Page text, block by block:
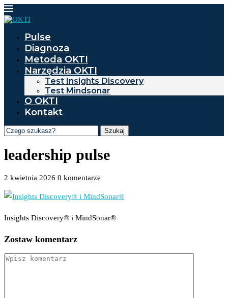
Pulse
Diagnoza
Metoda OKTI
Narzędzia OKTI
Test Insights Discovery
Test Mindsonar
O OKTI
Kontakt
Szukaj
leadership pulse
2 kwietnia 2026 0 komentarze
Insights Discovery® i MindSonar®
Zostaw komentarz